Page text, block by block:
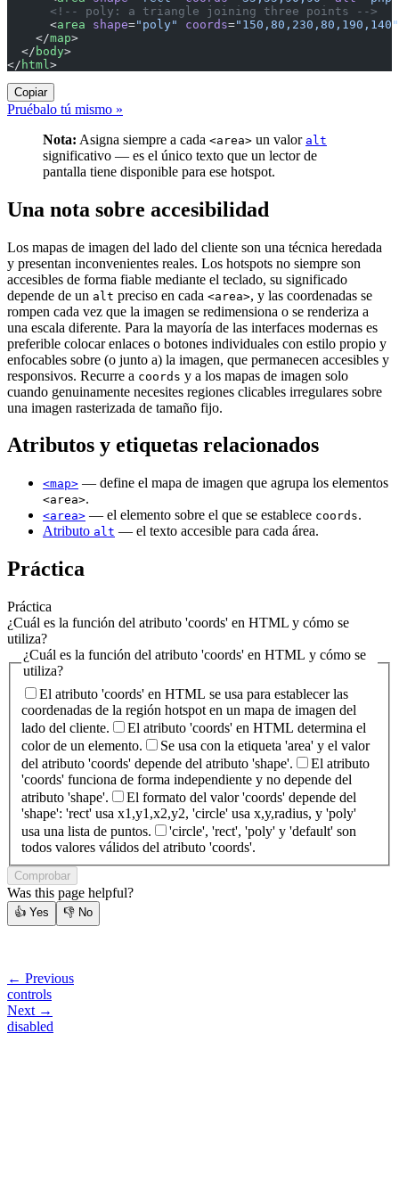
      <!-- poly: a triangle joining three points -->
      <
area shape="poly" coords="150,80,230,80,190,140"
    </
map>
  </
body>
</ html >
Copiar
Pruébalo tú mismo »
Nota: Asigna siempre a cada <area> un valor alt
significativo — es el único texto que un lector de
pantalla tiene disponible para ese hotspot.
Una nota sobre accesibilidad
Los mapas de imagen del lado del cliente son una técnica heredada
y presentan inconvenientes reales. Los hotspots no siempre son
accesibles de forma fiable mediante el teclado, su significado
depende de un alt preciso en cada <area>, y las coordenadas se
rompen cada vez que la imagen se redimensiona o se renderiza a
una escala diferente. Para la mayoría de las interfaces modernas es
preferible colocar enlaces o botones individuales con estilo propio y
enfocables sobre (o junto a) la imagen, que permanecen accesibles y
responsivos. Recurre a coords y a los mapas de imagen solo
cuando genuinamente necesites regiones clicables irregulares sobre
una imagen rasterizada de tamaño fijo.
Atributos y etiquetas relacionados
<map> — define el mapa de imagen que agrupa los elementos
<area>.
<area> — el elemento sobre el que se establece coords.
Atributo alt — el texto accesible para cada área.
Práctica
Práctica
¿Cuál es la función del atributo 'coords' en HTML y cómo se
utiliza?
¿Cuál es la función del atributo 'coords' en HTML y cómo se
utiliza?
El atributo 'coords' en HTML se usa para establecer las
coordenadas de la región hotspot en un mapa de imagen del
lado del cliente.
El atributo 'coords' en HTML determina el
color de un elemento.
Se usa con la etiqueta 'area' y el valor
del atributo 'coords' depende del atributo 'shape'.
El atributo
'coords' funciona de forma independiente y no depende del
atributo 'shape'.
El formato del valor 'coords' depende del
'shape': 'rect' usa x1,y1,x2,y2, 'circle' usa x,y,radius, y 'poly'
usa una lista de puntos.
'circle', 'rect', 'poly' y 'default' son
todos valores válidos del atributo 'coords'.
Comprobar
Was this page helpful?
👍 Yes 👎 No
← Previous
controls
Next →
disabled